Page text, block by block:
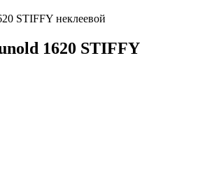
STIFFY неклеевой
1620 STIFFY